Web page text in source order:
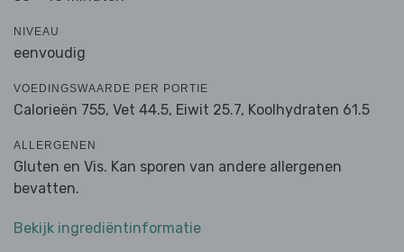
NIVEAU
eenvoudig
VOEDINGSWAARDE PER PORTIE
Calorieën 755, Vet 44.5, Eiwit 25.7, Koolhydraten 61.5
ALLERGENEN
Gluten en Vis. Kan sporen van andere allergenen
bevatten.
Bekijk ingrediëntinformatie